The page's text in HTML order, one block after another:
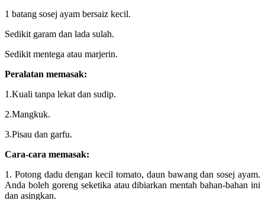
1 batang sosej ayam bersaiz kecil.
Sedikit garam dan lada sulah.
Sedikit mentega atau marjerin.
Peralatan memasak:
1.Kuali tanpa lekat dan sudip.
2.Mangkuk.
3.Pisau dan garfu.
Cara-cara memasak:
1. Potong dadu dengan kecil tomato, daun bawang dan sosej ayam.
Anda boleh goreng seketika atau dibiarkan mentah bahan-bahan ini
dan asingkan.